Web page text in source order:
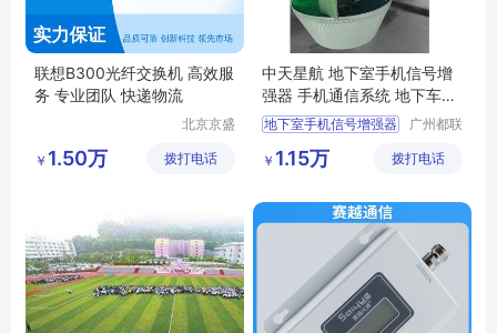
联想B300光纤交换机 高效服
务 专业团队 快递物流
北京京盛
有限公司
￥ 1.50万 拨打电话
中天星航 地下室手机信号增
强器 手机通信系统 地下车库
的信号覆盖 应急通信重发机
前置机 三网通信号加强器
地下室手机信号增强器
手机信号增强器
三网通信号加强器
广州都联
有限公司
￥ 1.15万 拨打电话